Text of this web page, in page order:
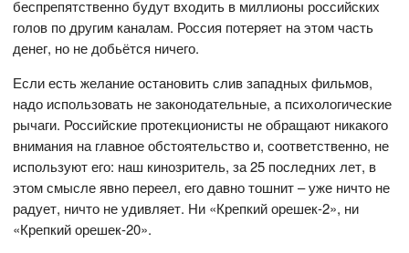
беспрепятственно будут входить в миллионы российских
голов по другим каналам. Россия потеряет на этом часть
денег, но не добьётся ничего.
Если есть желание остановить слив западных фильмов,
надо использовать не законодательные, а психологические
рычаги. Российские протекционисты не обращают никакого
внимания на главное обстоятельство и, соответственно, не
используют его: наш кинозритель, за 25 последних лет, в
этом смысле явно переел, его давно тошнит – уже ничто не
радует, ничто не удивляет. Ни «Крепкий орешек-2», ни
«Крепкий орешек-20».